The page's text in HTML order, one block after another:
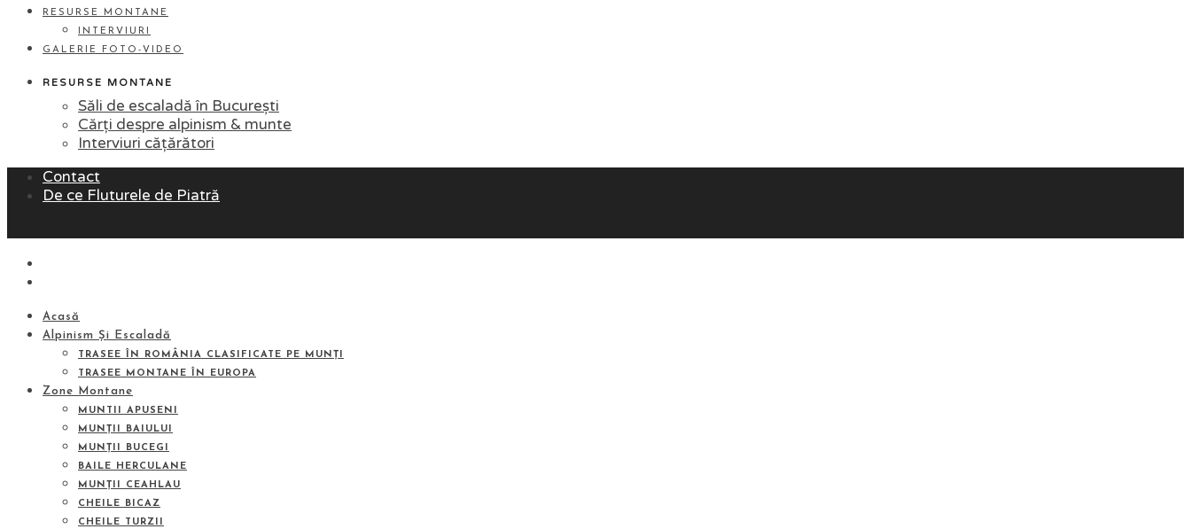
RESURSE MONTANE
INTERVIURI
GALERIE FOTO-VIDEO
RESURSE MONTANE
Săli de escaladă în București
Cărți despre alpinism & munte
Interviuri cățărători
Contact
De ce Fluturele de Piatră
Acasă
Alpinism Și Escaladă
TRASEE ÎN ROMÂNIA CLASIFICATE PE MUNȚI
TRASEE MONTANE ÎN EUROPA
Zone Montane
MUNTII APUSENI
MUNȚII BAIULUI
MUNȚII BUCEGI
BAILE HERCULANE
MUNȚII CEAHLAU
CHEILE BICAZ
CHEILE TURZII